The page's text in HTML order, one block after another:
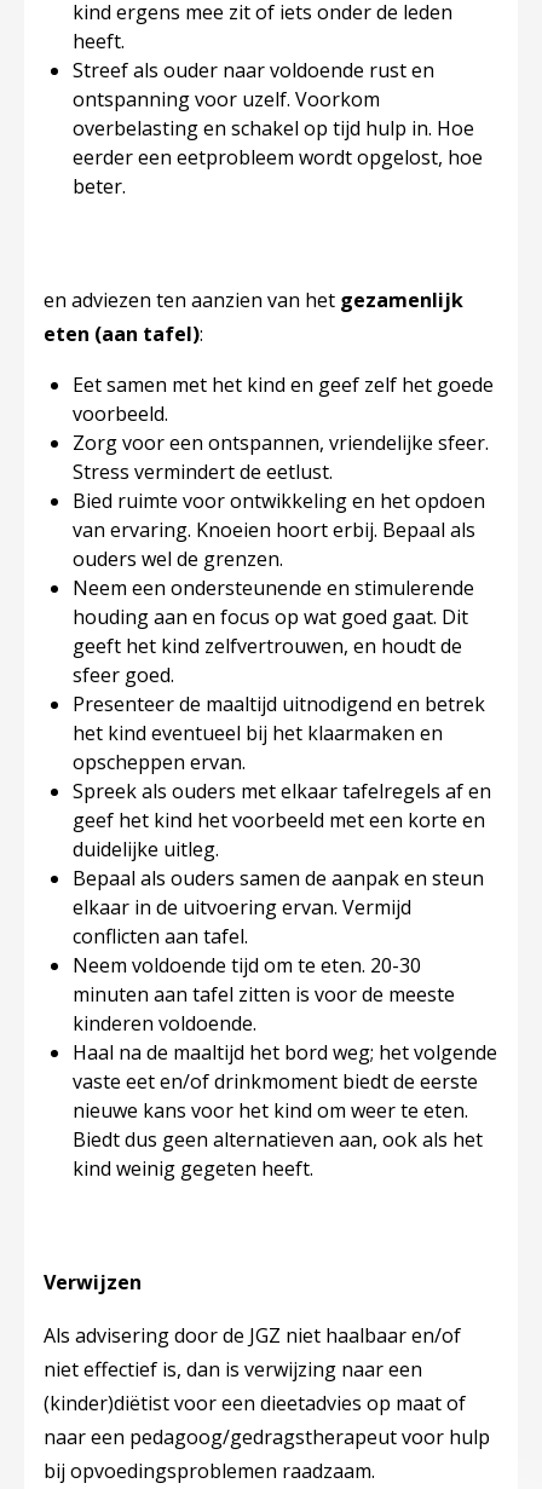
kind ergens mee zit of iets onder de leden
heeft.
Streef als ouder naar voldoende rust en
ontspanning voor uzelf. Voorkom
overbelasting en schakel op tijd hulp in. Hoe
eerder een eetprobleem wordt opgelost, hoe
beter.
en adviezen ten aanzien van het ​ gezamenlijk
eten (aan tafel):
Eet samen met het kind en geef zelf het goede
voorbeeld.
Zorg voor een ontspannen, vriendelijke sfeer.
Stress vermindert de eetlust.
Bied ruimte voor ontwikkeling en het opdoen
van ervaring. Knoeien hoort erbij. Bepaal als
ouders wel de grenzen.
Neem een ondersteunende en stimulerende
houding aan en focus op wat goed gaat. Dit
geeft het kind zelfvertrouwen, en houdt de
sfeer goed.
Presenteer de maaltijd uitnodigend en betrek
het kind eventueel bij het klaarmaken en
opscheppen ervan.
Spreek als ouders met elkaar tafelregels af en
geef het kind het voorbeeld met een korte en
duidelijke uitleg.
Bepaal als ouders samen de aanpak en steun
elkaar in de uitvoering ervan. Vermijd
conflicten aan tafel.
Neem voldoende tijd om te eten. 20-30
minuten aan tafel zitten is voor de meeste
kinderen voldoende.
Haal na de maaltijd het bord weg; het volgende
vaste eet en/of drinkmoment biedt de eerste
nieuwe kans voor het kind om weer te eten.
Biedt dus geen alternatieven aan, ook als het
kind weinig gegeten heeft.
Verwijzen
Als advisering door de JGZ niet haalbaar en/of
niet effectief is, dan is verwijzing naar een
(kinder)diëtist voor een dieetadvies op maat of
naar een pedagoog/gedragstherapeut voor hulp
bij opvoedingsproblemen raadzaam.